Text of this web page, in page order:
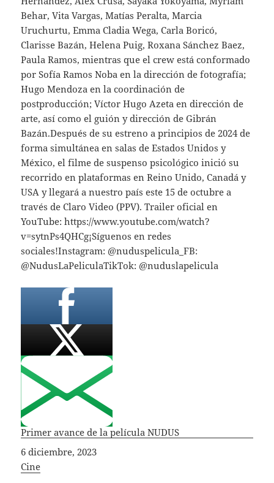
Behar, Vita Vargas, Matías Peralta, Marcia
Uruchurtu, Emma Cladia Wega, Carla Boricó,
Clarisse Bazán, Helena Puig, Roxana Sánchez Baez,
Paula Ramos, mientras que el crew está conformado
por Sofía Ramos Noba en la dirección de fotografía;
Hugo Mendoza en la coordinación de
postproducción; Víctor Hugo Azeta en dirección de
arte, así como el guión y dirección de Gibrán
Bazán.Después de su estreno a principios de 2024 de
forma simultánea en salas de Estados Unidos y
México, el filme de suspenso psicológico inició su
recorrido en plataformas en Reino Unido, Canadá y
USA y llegará a nuestro país este 15 de octubre a
través de Claro Video (PPV). Trailer oficial en
YouTube: https://www.youtube.com/watch?
v=sytnPs4QHCg¡Síguenos en redes
sociales!Instagram: @nuduspelicula_FB:
@NudusLaPeliculaTikTok: @nuduslapelicula
Primer avance de la película NUDUS
Fecha
6 diciembre, 2023
In relation to
Cine